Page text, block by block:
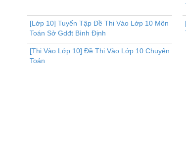
[Lớp 10] Tuyển Tập Đề Thi Vào Lớp 10 Môn
Toán Sở Gdđt Bình Định
[Thi Vào Lớp 10] Đề Thi Vào Lớp 10 Chuyên
Toán